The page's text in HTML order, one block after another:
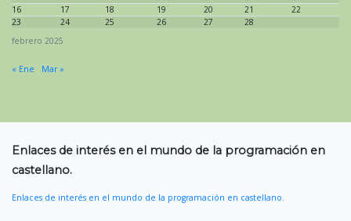
febrero 2025
16
17 18 19 20 21
22
23
24 25 26 27 28
« Ene Mar »
Enlaces de interés en el mundo de la programación en
castellano.
Enlaces de interés en el mundo de la programación en castellano.